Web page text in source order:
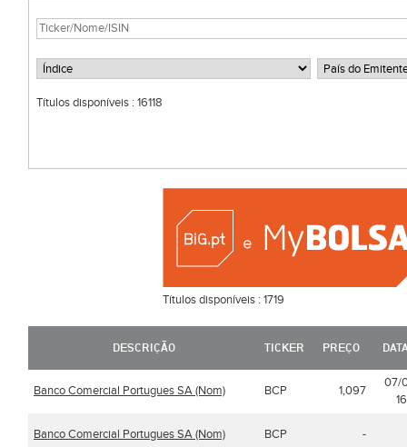
Títulos disponíveis : 16118
Títulos disponíveis :1719
DESCRIÇÃO TICKER PREÇO
Banco Comercial Portugues SA (Nom) BCP 1,097
07/
Banco Comercial Portugues SA (Nom) BCP -